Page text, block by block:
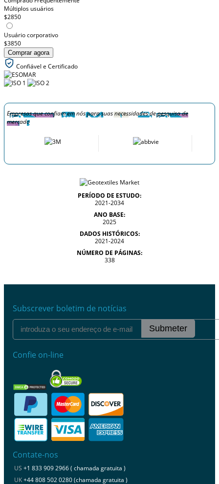
Múltiplos usuários
$2850
Usuário corporativo
$3850
Comprar agora
Confiável e Certificado
Empresas que confiam em nós para suas necessidades de pesquisa de
mercado
PERÍODO DE ESTUDO:
2021-2034
ANO BASE:
2025
DADOS HISTÓRICOS:
2021-2024
NÚMERO DE PÁGINAS:
338
Subscrever boletim de notícias
Submeter
Confie on-line
Contate-nos
US +1 833 909 2966 ( chamada gratuita )
UK+44 808 502 0280 (chamada gratuita )